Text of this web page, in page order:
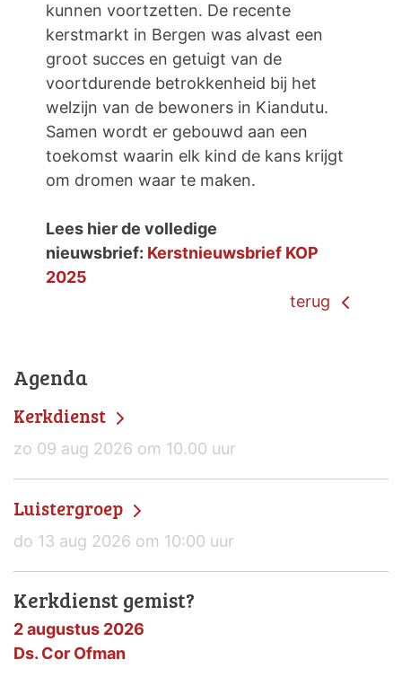
kunnen voortzetten. De recente
kerstmarkt in Bergen was alvast een
groot succes en getuigt van de
voortdurende betrokkenheid bij het
welzijn van de bewoners in Kiandutu.
Samen wordt er gebouwd aan een
toekomst waarin elk kind de kans krijgt
om dromen waar te maken.
Lees hier de volledige
nieuwsbrief: Kerstnieuwsbrief KOP
2025
terug
Agenda
Kerkdienst
zo 09 aug 2026 om 10.00 uur
Luistergroep
do 13 aug 2026 om 10:00 uur
Kerkdienst gemist?
2 augustus 2026
Ds. Cor Ofman